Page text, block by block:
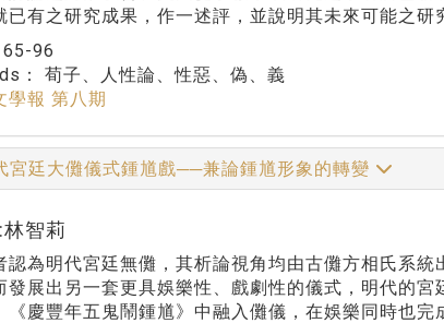
已有之研究成果，作一述評，並說明其未來可能之研
65-96
： 荀子、人性論、性惡、偽、義
學報 第八期
宮廷大儺儀式鍾馗戲──兼論鍾馗形象的轉變
智莉
認為明代宮廷無儺，其析論視角均由古儺方相氏系
發展出另一套更具娛樂性、戲劇性的儀式，明代的
《慶豐年五鬼鬧鍾馗》中融入儺儀，在娛樂同時也